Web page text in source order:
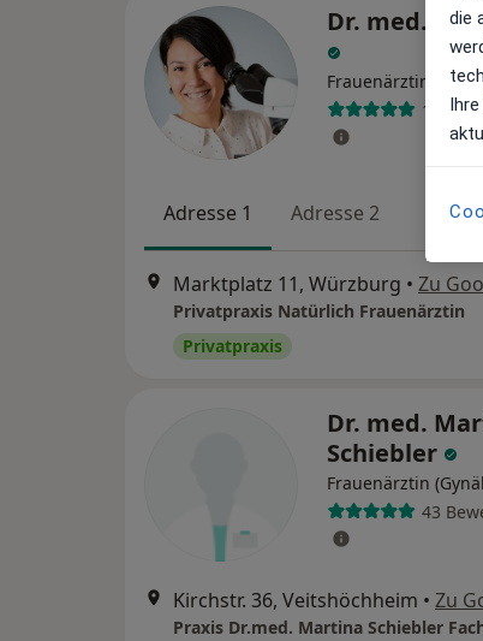
Dr. med.
Frauenärztin
15
Adresse 1 Adresse 2
Marktplatz 11, Würzburg • Zu
Privatpraxis Natürlich Frauenärztin
Privatpraxis
Dr. med.
Schiebler
Frauenärztin
43
Kirchstr. 36, Veitshöchheim • Zu
die